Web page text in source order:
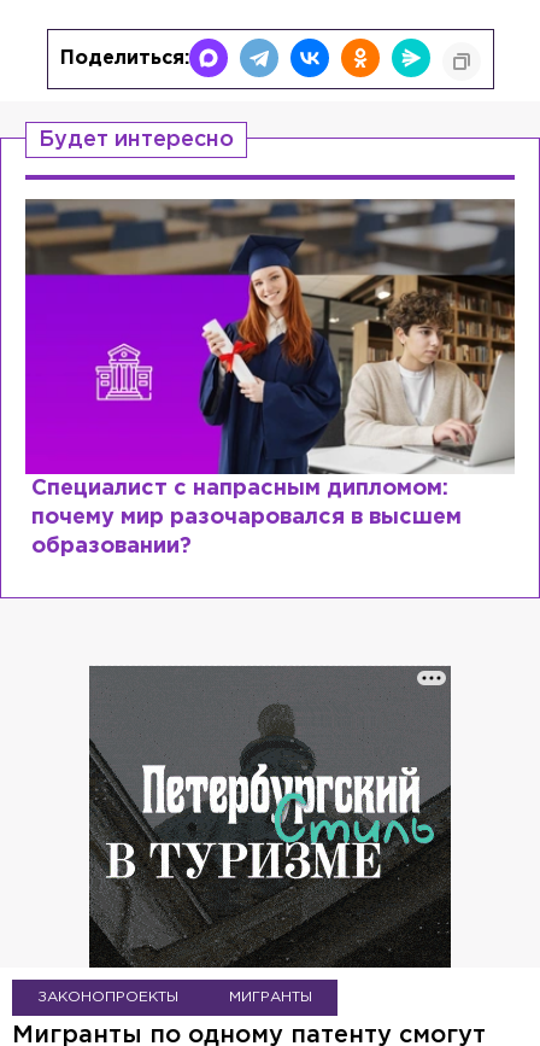
Поделиться:
Будет интересно
Специалист с напрасным дипломом:
почему мир разочаровался в высшем
образовании?
ЗАКОНОПРОЕКТЫ МИГРАНТЫ
Мигранты по одному патенту смогут